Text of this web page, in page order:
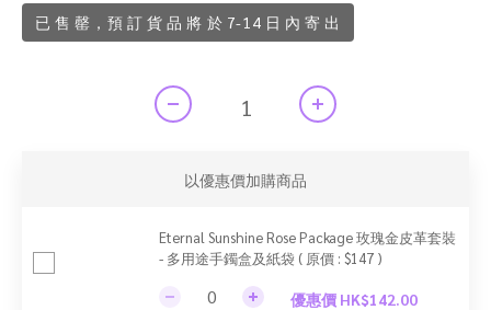
已 售 罄，預 訂 貨 品 將 於 7-14 日 內 寄 出
以優惠價加購商品
Eternal Sunshine Rose Package 玫瑰金皮革套裝
- 多用途手鐲盒及紙袋 ( 原價 : $147 )
優惠價 HK$142.00